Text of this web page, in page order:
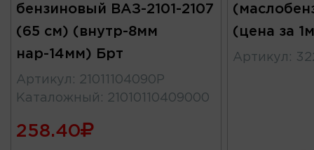
бензиновый ВАЗ-2101-2107
(65 см) (внутр-8мм
нар-14мм) Брт
Артикул : 21011104090Р
Каталожный : 21010110409000
258.40
(цена за
Артикул :